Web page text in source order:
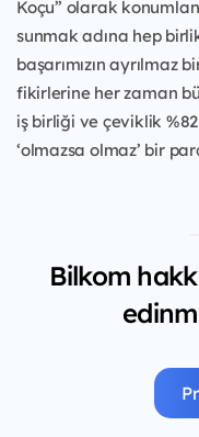
Koçu” olarak
sunmak adına hep
başarımızın ayrılmaz
fikirlerine her zaman
iş birliği ve çeviklik
‘olmazsa olmaz’ bir
Bilkom